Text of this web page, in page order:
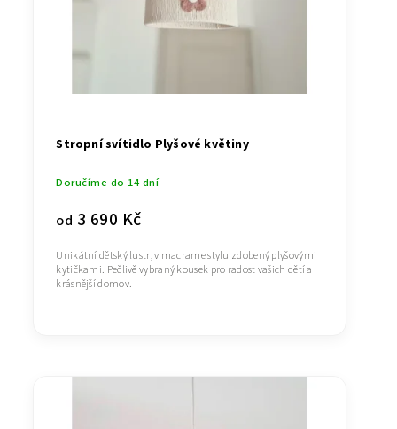
Stropní svítidlo Plyšové květiny
Doručíme do 14 dní
od 3 690 Kč
Unikátní dětský lustr, v macrame stylu zdobený plyšovými
kytičkami. Pečlivě vybraný kousek pro radost vašich dětí a
krásnější domov.